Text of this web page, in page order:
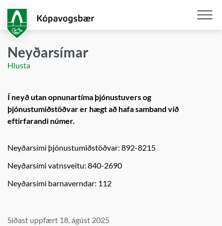
aðalefni
Neyðarsímar
Hlusta
Í neyð utan opnunartíma þjónustuvers og
þjónustumiðstöðvar er hægt að hafa samband við
eftirfarandi númer.
Neyðarsími þjónustumiðstöðvar: 892-8215
Neyðarsími vatnsveitu: 840-2690
Neyðarsími barnaverndar: 112
Síðast uppfært 18. ágúst 2025
Opna